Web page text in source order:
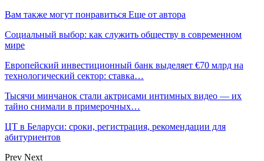
Вам также могут понравиться Еще от автора
Социальный выбор: как служить обществу в современном
мире
Европейский инвестиционный банк выделяет €70 млрд на
технологический сектор: ставка…
Тысячи минчанок стали актрисами интимных видео — их
тайно снимали в примерочных…
ЦТ в Беларуси: сроки, регистрация, рекомендации для
абитуриентов
Prev Next